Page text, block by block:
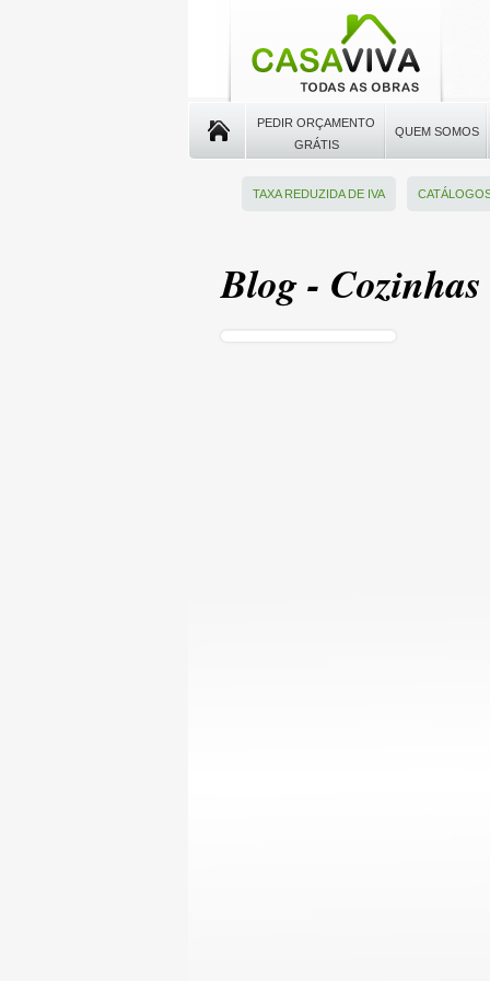
PEDIR ORÇAMENTO
GRÁTIS
QUEM SOMOS
TAXA REDUZIDA DE IVA
Blog - Cozinhas